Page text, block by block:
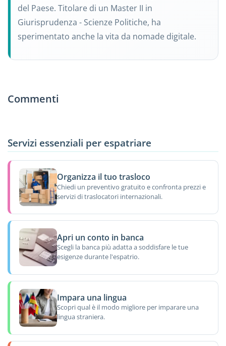
del Paese. Titolare di un Master II in
Giurisprudenza - Scienze Politiche, ha
sperimentato anche la vita da nomade digitale.
Commenti
Servizi essenziali per espatriare
Organizza il tuo trasloco
Chiedi un preventivo gratuito e confronta prezzi e
servizi di traslocatori internazionali.
Apri un conto in banca
Scegli la banca più adatta a soddisfare le tue
esigenze durante l'espatrio.
Impara una lingua
Scopri qual è il modo migliore per imparare una
lingua straniera.